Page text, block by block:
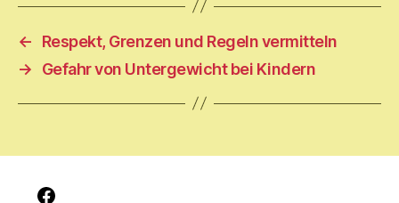
←
Respekt, Grenzen und Regeln vermitteln
→
Gefahr von Untergewicht bei Kindern
Facebook